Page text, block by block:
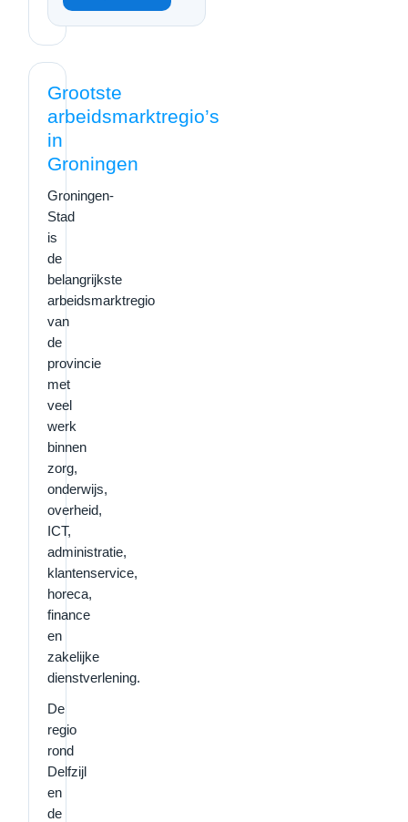
Grootste
arbeidsmarktregio’s
in
Groningen
Groningen-
Stad
is
de
belangrijkste
arbeidsmarktregio
van
de
provincie
met
veel
werk
binnen
zorg,
onderwijs,
overheid,
ICT,
administratie,
klantenservice,
horeca,
finance
en
zakelijke
dienstverlening.
De
regio
rond
Delfzijl
en
de